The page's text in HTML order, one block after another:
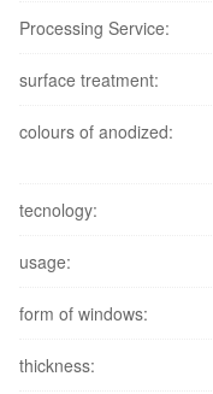
Processing Service:
surface treatment:
colours of anodized:
tecnology:
usage:
form of windows:
thickness: